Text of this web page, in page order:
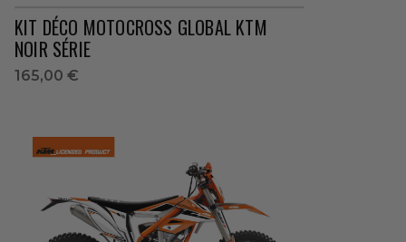
KIT DÉCO MOTOCROSS GLOBAL KTM
NOIR SÉRIE
165,00 €